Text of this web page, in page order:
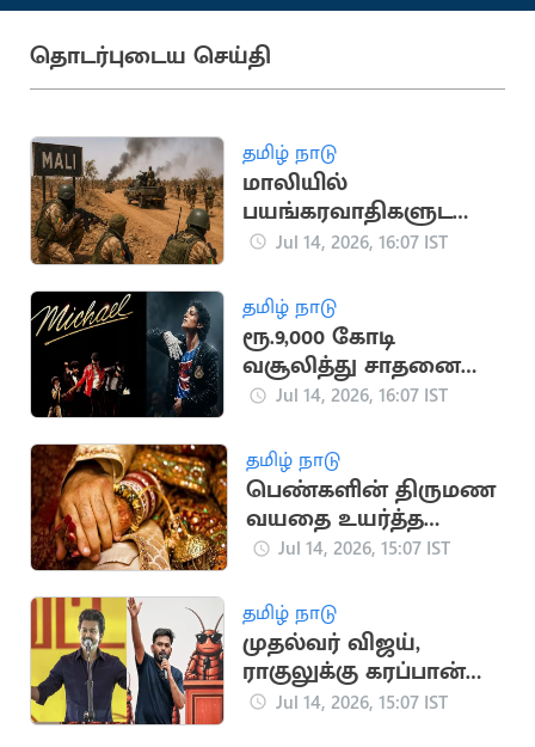
தொடர்புடைய செய்தி
தமிழ் நாடு
மாலியில்
பயங்கரவாதிகளுடனா
ன மோதலில் 30
Jul 14, 2026, 16:07 IST
தமிழ் நாடு
ரூ.9,000 கோடி
வசூலித்து சாதனை
படைத்த மைக்கேல்
Jul 14, 2026, 16:07 IST
தமிழ் நாடு
பெண்களின் திருமண
வயதை உயர்த்த
மத்திய அரசு
Jul 14, 2026, 15:07 IST
தமிழ் நாடு
முதல்வர் விஜய்,
ராகுலுக்கு கரப்பான்
பூச்சி கட்சி போராட
Jul 14, 2026, 15:07 IST